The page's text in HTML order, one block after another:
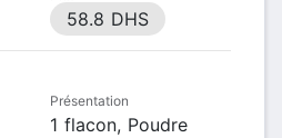
58.8 DHS
Présentation
1 flacon, Poudre